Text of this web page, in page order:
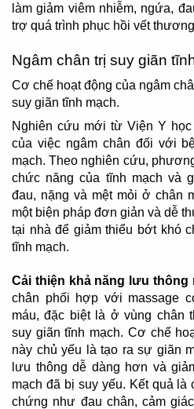
làm giảm viêm nhiễm, ngứa,
trợ quá trình phục hồi vết
Ngâm chân trị suy giãn
Cơ chế hoạt động của ngâm
suy giãn tĩnh mạch.
Nghiên cứu mới từ Viện Y
của việc ngâm chân đối với
mạch. Theo nghiên cứu,
chức năng của tĩnh mạch và
đau, nặng và mệt mỏi ở chân
một biện pháp đơn giản và dễ
tại nhà để giảm thiểu bớt khó
tĩnh mạch.
Cải thiện khả năng lưu thông
chân phối hợp với massage
máu, đặc biệt là ở vùng chân
suy giãn tĩnh mạch. Cơ chế
này chủ yếu là tạo ra sự giãn
lưu thông dễ dàng hơn và
mạch đã bị suy yếu. Kết quả là
chứng như đau chân, cảm